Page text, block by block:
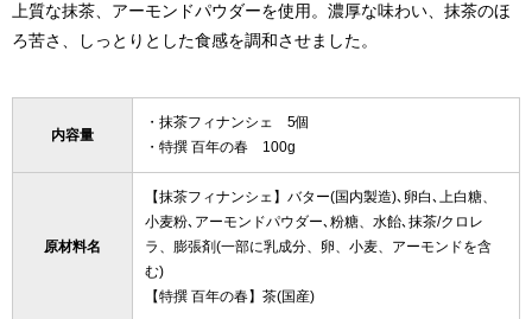
上質な抹茶、アーモンドパウダーを使用。濃厚な味わい、抹茶のほ
ろ苦さ、しっとりとした食感を調和させました。
内容量
・抹茶フィナンシェ 5個
・特撰 百年の春 100g
原材料名
【抹茶フィナンシェ】バター(国内製造)､卵白､上白糖、
小麦粉､アーモンドパウダー､粉糖、水飴､抹茶/クロレ
ラ、膨張剤(一部に乳成分、卵、小麦、アーモンドを含
む)
【特撰 百年の春】茶(国産)